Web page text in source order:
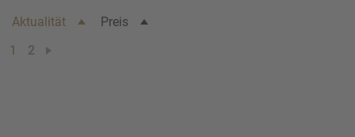
Aktualität
Preis
1
2